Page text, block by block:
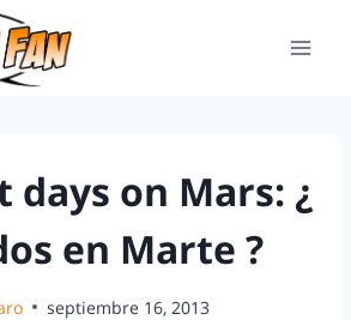
days on Mars: ¿
en Marte ?
septiembre 16, 2013